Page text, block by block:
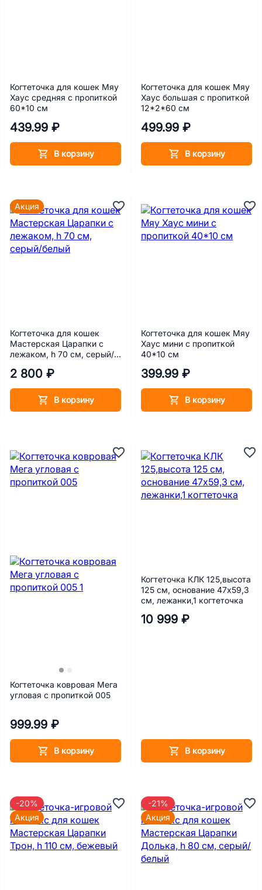
Когтеточка для кошек Мяу
Хаус средняя с пропиткой
60*10 см
439.99 ₽
В корзину
Когтеточка для кошек Мяу
Хаус большая с пропиткой
12*2*60 см
499.99 ₽
В корзину
Когтеточка для кошек
Мастерская Царапки с
лежаком, h 70 см, серый/
2 800 ₽
В корзину
Акция
Когтеточка для кошек Мяу
Хаус мини с пропиткой
40*10 см
399.99 ₽
В корзину
Когтеточка ковровая Мега
угловая с пропиткой 005
999.99 ₽
В корзину
Когтеточка КЛК 125,высота
125 см, основание 47х59,3
см, лежанки,1 когтеточка
10 999 ₽
В корзину
-20%
Акция
-21%
Акция